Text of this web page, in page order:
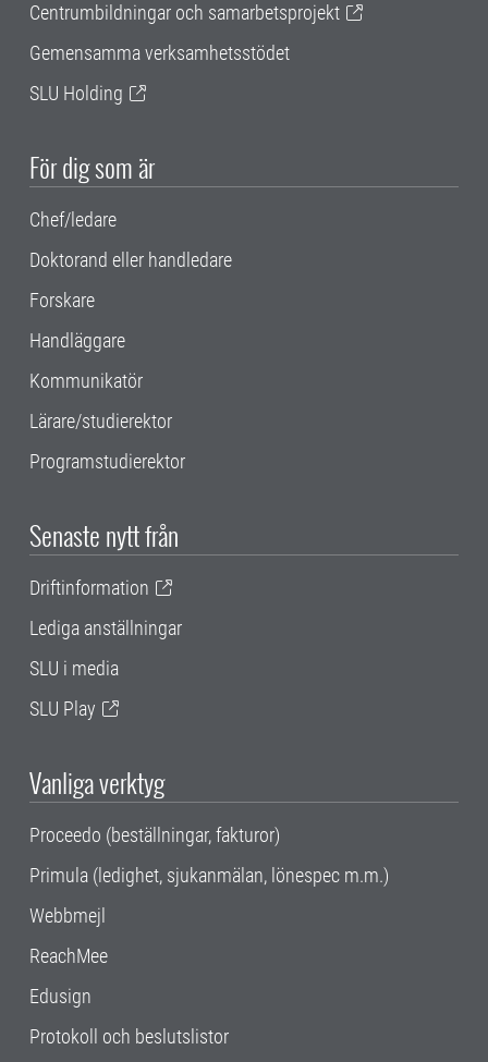
Centrumbildningar och samarbetsprojekt
Gemensamma verksamhetsstödet
SLU Holding
För dig som är
Chef/ledare
Doktorand eller handledare
Forskare
Handläggare
Kommunikatör
Lärare/studierektor
Programstudierektor
Senaste nytt från
Driftinformation
Lediga anställningar
SLU i media
SLU Play
Vanliga verktyg
Proceedo (beställningar, fakturor)
Primula (ledighet, sjukanmälan, lönespec m.m.)
Webbmejl
ReachMee
Edusign
Protokoll och beslutslistor